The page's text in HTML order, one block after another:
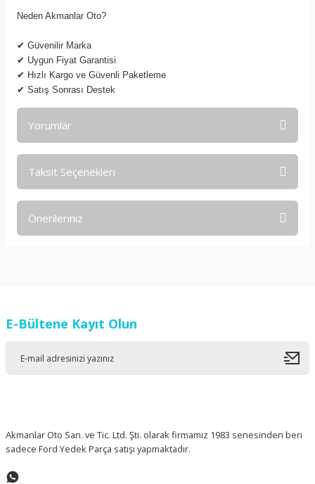
Neden Akmanlar Oto?
✔ Güvenilir Marka
✔ Uygun Fiyat Garantisi
✔ Hızlı Kargo ve Güvenli Paketleme
✔ Satış Sonrası Destek
Yorumlar
Taksit Seçenekleri
Önerileriniz
Ürün resmi kalitesiz, bozuk veya görüntülenemiyor.
E-Bültene Kayıt Olun
Akmanlar Oto San. ve Tic. Ltd. Şti. olarak firmamız 1983 senesinden beri
sadece Ford Yedek Parça satışı yapmaktadır.